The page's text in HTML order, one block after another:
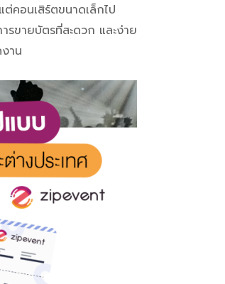
คอนเสิร์ตขนาดเล็กไป
ขายบัตรที่สะดวก และง่าย
าน